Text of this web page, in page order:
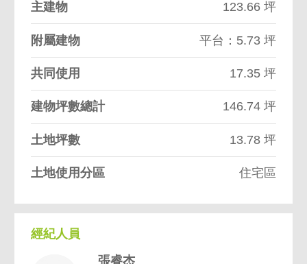
主建物 123.66 坪
附屬建物 平台：5.73 坪
共同使用 17.35 坪
建物坪數總計 146.74 坪
土地坪數 13.78 坪
土地使用分區 住宅區
經紀人員
張睿杰